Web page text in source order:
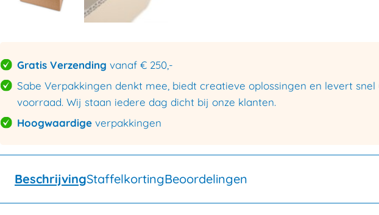
Gratis Verzending vanaf € 250,-
Sabe Verpakkingen denkt mee, biedt creatieve oplossingen en levert snel
voorraad. Wij staan iedere dag dicht bij onze klanten.
Hoogwaardige verpakkingen
BeschrijvingStaffelkortingBeoordelingen